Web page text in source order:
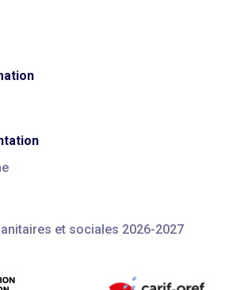
et sociales 2026-2027